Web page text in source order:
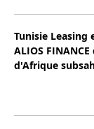
Tunisie Leasing
ALIOS
d'Afrique